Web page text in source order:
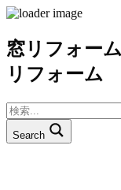
窓リフォー
リフォーム
Search